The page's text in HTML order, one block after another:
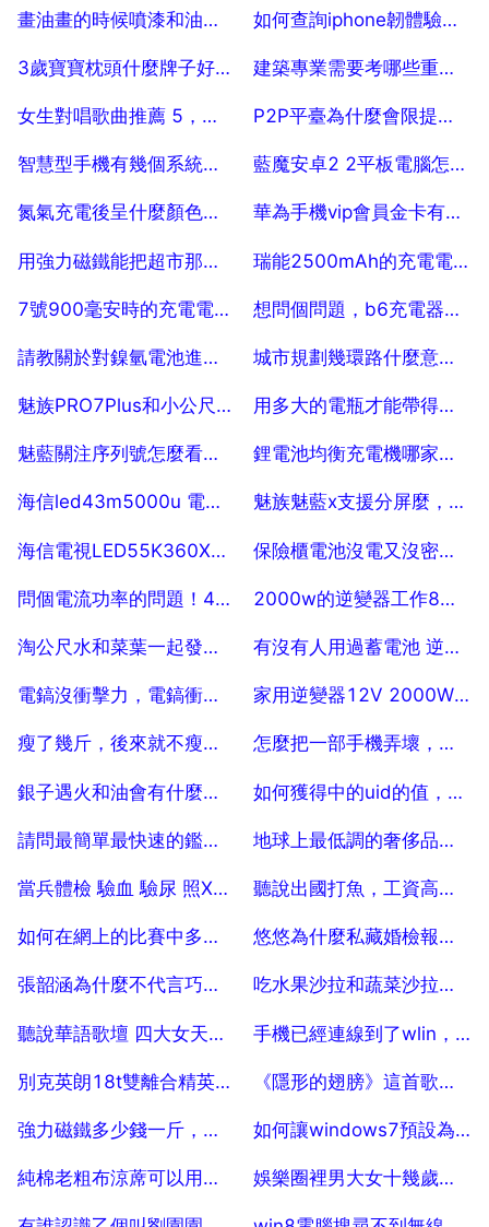
2025-07-29 2025-07-29
畫油畫的時候噴漆和油畫顏料能混著可以嗎？
2025-07-29
如何查詢iphone韌體驗證是否關閉
2025-07-29
3歲寶寶枕頭什麼牌子好，3歲寶寶適合睡哪種品牌的枕頭？
2025-07-29
建築專業需要考哪些重要的證？
2025-07-29
女生對唱歌曲推薦 5，女生對唱歌曲推薦
2025-07-29
P2P平臺為什麼會限提，限制提現怎麼辦
2025-07-29
智慧型手機有幾個系統？有什麼不同？
2025-07-29
藍魔安卓2 2平板電腦怎麼恢復出廠設定
2025-07-29
氮氣充電後呈什麼顏色，充電寶充電時燈是什麼顏色
2025-07-29
華為手機vip會員金卡有什麼用
2025-07-29
用強力磁鐵能把超市那種磁扣去掉麼，該怎麼做？
2025-07-29
瑞能2500mAh的充電電池，要充多長時間
2025-07-29
7號900毫安時的充電電池要充電多久才能充滿？
2025-07-29
想問個問題，b6充電器充鎳氫充電電池，怎麼衝
2025-07-29
請教關於對鎳氫電池進行充電的問題
2025-07-29
城市規劃幾環路什麼意思，城市的幾環是什麼意思？有什麼用？
2025-07-29
魅族PRO7Plus和小公尺6哪個值得買
2025-07-29
用多大的電瓶才能帶得起節能燈
2025-07-29
魅藍關注序列號怎麼看，魅族魅藍怎麼查詢手機的sn碼
2025-07-29
鋰電池均衡充電機哪家公司有？
2025-07-29
海信led43m5000u 電視機 怎樣
2025-07-29
魅族魅藍x支援分屏麼，魅藍E2 魅藍X支援分屏嗎
2025-07-29
海信電視LED55K360X3D能不能插記憶體卡？ 5
2025-07-29
保險櫃電池沒電又沒密碼怎麼開
2025-07-29
問個電流功率的問題！48v20a的電瓶轉換成220v1000w功率使用能用多長時間？
2025-07-29
2000w的逆變器工作8小時需要多大容量的電瓶
2025-07-29
淘公尺水和菜葉一起發孝可以澆那些植物
2025-07-29
有沒有人用過蓄電池 逆變器 給電腦供電
2025-07-29
電鎬沒衝擊力，電鎬衝擊力不足是什麼原因
2025-07-29
家用逆變器12V 2000W用什麼型號的電瓶或蓄電池 20
2025-07-29
瘦了幾斤，後來就不瘦了，怎麼回事
2025-07-29
怎麼把一部手機弄壞，外表看不出來
2025-07-29
銀子遇火和油會有什麼反應
2025-07-29
如何獲得中的uid的值，安卓開發中如何獲取userId？
2025-07-29
請問最簡單最快速的鑑定zippo打火機真假的方法？ 5
2025-07-29
地球上最低調的奢侈品牌是哪個
2025-07-29
當兵體檢 驗血 驗尿 照X光 是檢查什麼？
2025-07-29
聽說出國打魚，工資高，一年能掙多少，
2025-07-29
如何在網上的比賽中多投票
2025-07-29
悠悠為什麼私藏婚檢報告，悠悠的婚檢報告是怎麼回事？
2025-07-29
張韶涵為什麼不代言巧樂茲了呢？
2025-07-29
吃水果沙拉和蔬菜沙拉會發胖嗎
2025-07-29
聽說華語歌壇 四大女天后 是哪幾名
2025-07-29
手機已經連線到了wlin，但上不去網是怎麼回事
2025-07-29
別克英朗18t雙離合精英版上路多少錢
2025-07-29
《隱形的翅膀》這首歌，告訴我們什麼？
2025-07-29
強力磁鐵多少錢一斤，過火後的強磁多少錢一斤
2025-07-29
如何讓windows7預設為以管理員身份開啟所有程式
2025-07-29
純棉老粗布涼蓆可以用洗衣機洗嗎？
2025-07-29
娛樂圈裡男大女十幾歲的明星夫妻有哪些
2025-07-29